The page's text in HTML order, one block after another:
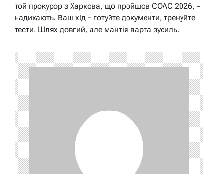
той прокурор з Харкова, що пройшов СОАС 2026, –
надихають. Ваш хід – готуйте документи, тренуйте
тести. Шлях довгий, але мантія варта зусиль.